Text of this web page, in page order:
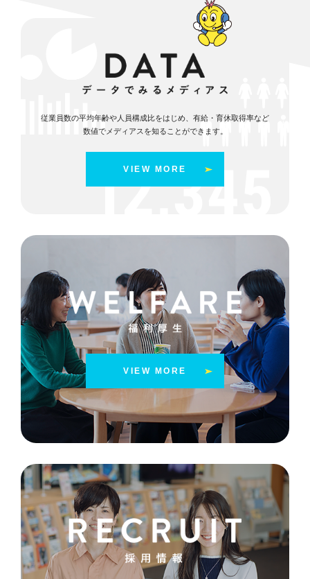
従業員数の平均年齢や人員構成比をはじめ、有給・育休取得率など
数値でメディアスを知ることができます。
VIEW MORE
VIEW MORE